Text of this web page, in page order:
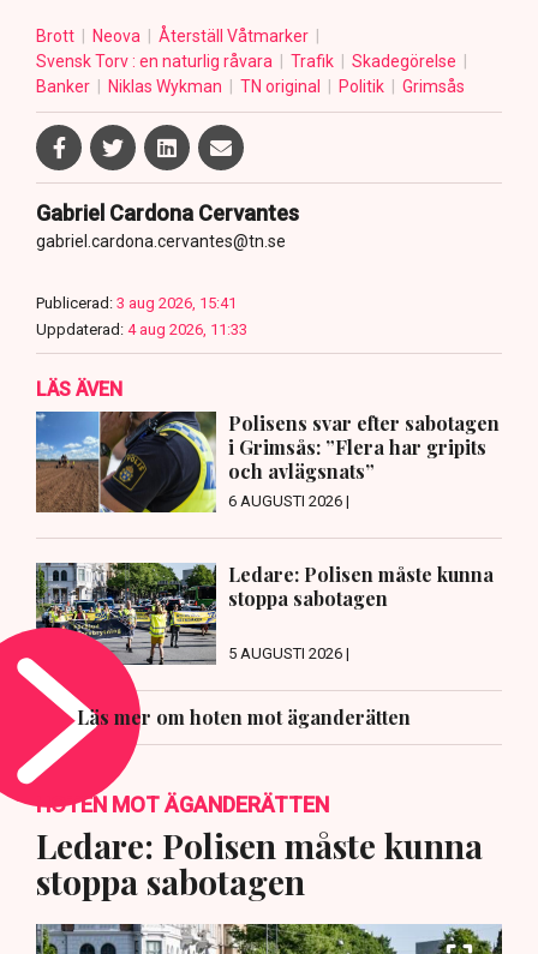
Brott Neova
Återställ Våtmarker
Svensk Torv : en naturlig råvara
Trafik
Skadegörelse
Banker
Niklas Wykman TN original Politik Grimsås
Gabriel Cardona Cervantes
gabriel.cardona.cervantes@tn.se
Publicerad: 3 aug 2026, 15:41
Uppdaterad: 4 aug 2026, 11:33
LÄS ÄVEN
Polisens svar efter sabotagen
i Grimsås: ”Flera har gripits
och avlägsnats”
6 AUGUSTI 2026 |
Ledare: Polisen måste kunna
stoppa sabotagen
5 AUGUSTI 2026 |
Läs mer om hoten mot äganderätten
HOTEN MOT ÄGANDERÄTTEN
Ledare: Polisen måste kunna
stoppa sabotagen